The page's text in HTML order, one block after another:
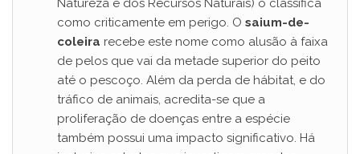
Natureza e dos Recursos Naturais) o classifica
como criticamente em perigo. O saium-de-
coleira recebe este nome como alusão à faixa
de pelos que vai da metade superior do peito
até o pescoço. Além da perda de hábitat, e do
tráfico de animais, acredita-se que a
proliferação de doenças entre a espécie
também possui uma impacto significativo. Há